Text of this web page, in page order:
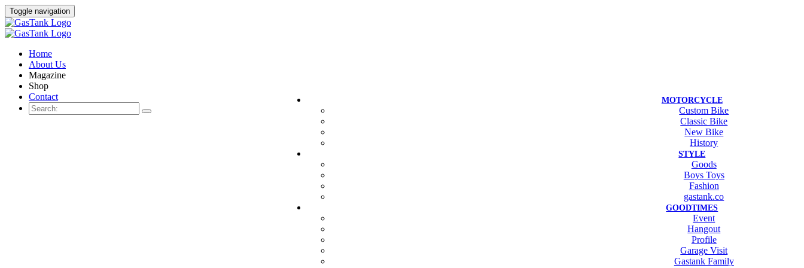
Toggle navigation
Home
About Us
Magazine
Shop
Contact
MOTORCYCLE
Custom Bike
Classic Bike
New Bike
History
STYLE
Goods
Boys Toys
Fashion
gastank.co
GOODTIMES
Event
Hangout
Profile
Garage Visit
Gastank Family